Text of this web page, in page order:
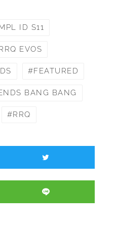
ID S11
EVOS
FEATURED
BANG BANG
RRQ